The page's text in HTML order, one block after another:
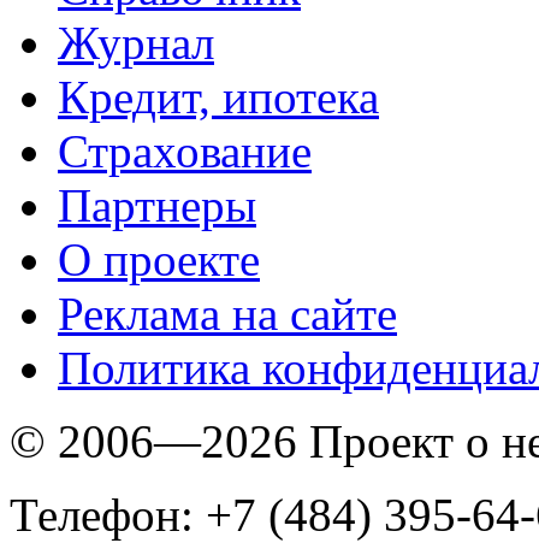
Журнал
Кредит, ипотека
Страхование
Партнеры
O проекте
Реклама на сайте
Политика
© 2006—2026 Проект о
Телефон: +7 (484) 395-